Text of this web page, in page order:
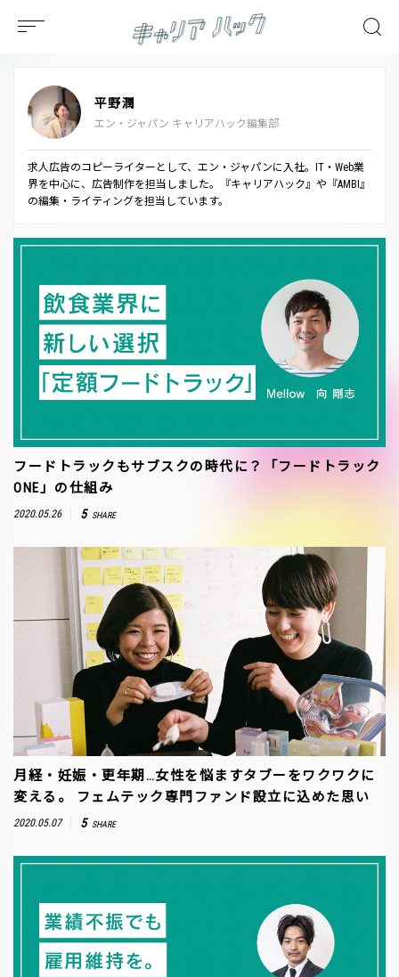
平野潤
エン・ジャパン キャリアハック編集部
求人広告のコピーライターとして、エン・ジャパンに入社。IT・Web業
界を中心に、広告制作を担当しました。『キャリアハック』や『AMBI』
の編集・ライティングを担当しています。
フードトラックもサブスクの時代に？「フードトラック
ONE」の仕組み
2020.05.26 5 SHARE
月経・妊娠・更年期…女性を悩ますタブーをワクワクに
変える。 フェムテック専門ファンド設立に込めた思い
2020.05.07 5 SHARE